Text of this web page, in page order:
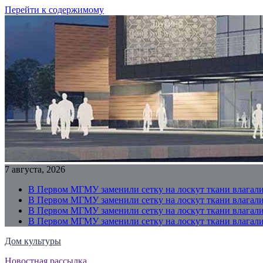
Перейти к содержимому
7 августа, 2026
В Первом МГМУ заменили сетку на лоскут ткани
В Первом МГМУ заменили сетку на лоскут ткани
В Первом МГМУ заменили сетку на лоскут ткани
В Первом МГМУ заменили сетку на лоскут ткани
Дом культуры
Новостная рассылка